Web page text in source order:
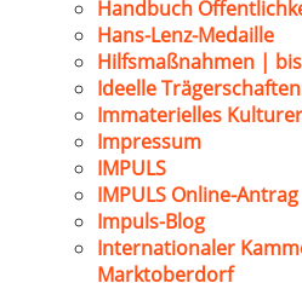
Handbuch
Hans-Lenz-Medaille
Hilfsmaßnahmen | bis
Ideelle
Immaterielles
Impressum
IMPULS
IMPULS Online-Antrag
Impuls-Blog
Internationaler
Marktoberdorf